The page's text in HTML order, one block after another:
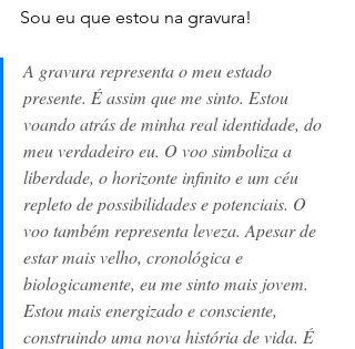
Sou eu que estou na gravura!
A gravura representa o meu estado
presente. É assim que me sinto. Estou
voando atrás de minha real identidade, do
meu verdadeiro eu. O voo simboliza a
liberdade, o horizonte infinito e um céu
repleto de possibilidades e potenciais. O
voo também representa leveza. Apesar de
estar mais velho, cronológica e
biologicamente, eu me sinto mais jovem.
Estou mais energizado e consciente,
construindo uma nova história de vida. É